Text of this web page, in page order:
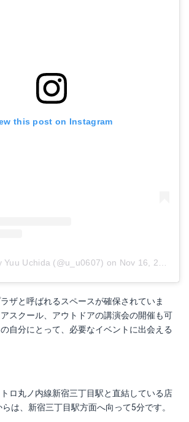
this post on Instagram
Yuu Uchida (@u_u0607) on Nov 16, 2017 at 4:54pm PST
ザと呼ばれるスペースが確保されていま
スクール、アウトドアの講演会の開催も可
自分にとって、必要なイベントに出会える
ロ丸ノ内線新宿三丁目駅と直結している店
は、新宿三丁目駅方面へ向って5分です。